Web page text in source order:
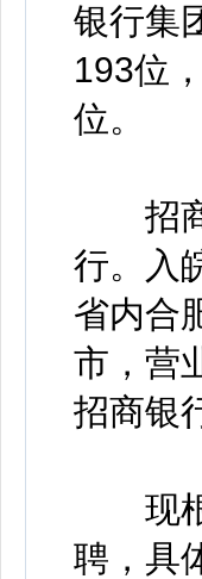
银行集
193位
位。
招商
行。入
省内合
市，营
招商银
现根
聘，具